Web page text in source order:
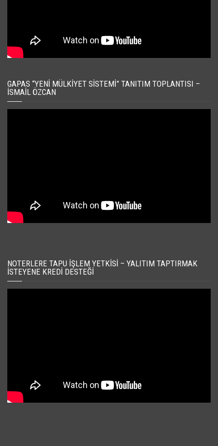
GAPAS “YENI MÜLKIYET SISTEMI” TANITIM TOPLANTISI –
İSMAIL ÖZCAN
NOTERLERE TAPU İŞLEM YETKISI – YALITIM TAPTIRMAK
İSTEYENE KREDI DESTEĞI